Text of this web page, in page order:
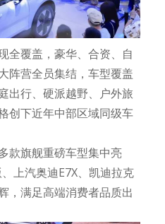
全覆盖，豪华、合资、自
阵营全员集结，车型覆盖
出行、硬派越野、户外旅
创下近年中部区域同级车
款旗舰重磅车型集中亮
上汽奥迪E7X、凯迪拉克
，满足高端消费者品质出